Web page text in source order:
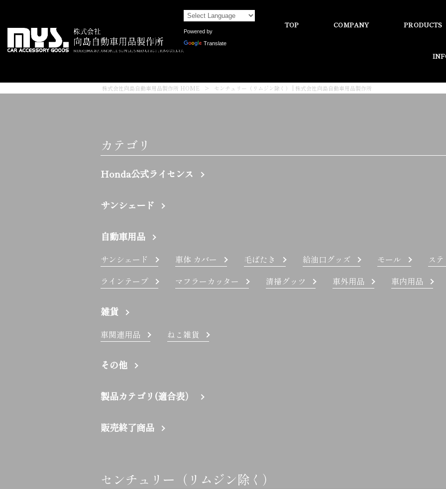
Powered by
Translate
TOP COMPANY PRODUCTS
株式会社向島自動車用品製作所 HOME > センチュリー（リムジン除く） | 株式会社向島自動車用品製作所
カテゴリ
Honda公式ライセンス
サンシェード
自動車用品
サンシェード 車体 カバー 毛ばたき 給油口グッズ モール
ス
ラインテープ
マフラーカッター 清掃グッツ 車外用品 車内用品
雑貨
車関連用品 ねこ雑貨
その他
製品カテゴリ(適合表）
販売終了商品
センチュリー（リムジン除く）